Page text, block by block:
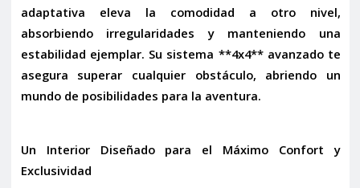
adaptativa eleva la comodidad a otro nivel,
absorbiendo irregularidades y manteniendo una
estabilidad ejemplar. Su sistema **4x4** avanzado te
asegura superar cualquier obstáculo, abriendo un
mundo de posibilidades para la aventura.
Un Interior Diseñado para el Máximo Confort y
Exclusividad